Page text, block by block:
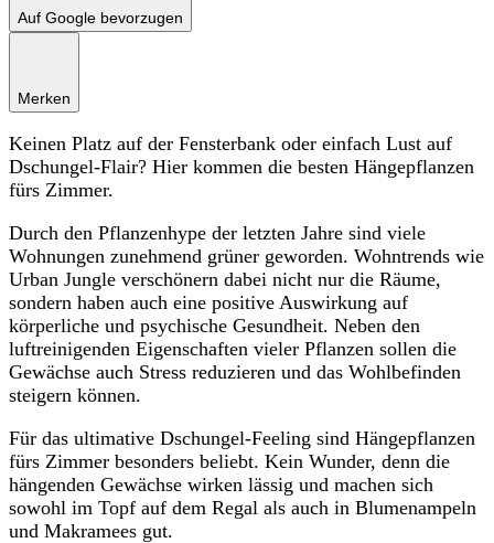
Auf Google bevorzugen
Merken
Keinen Platz auf der Fensterbank oder einfach Lust auf
Dschungel-Flair? Hier kommen die besten Hängepflanzen
fürs Zimmer.
Durch den Pflanzenhype der letzten Jahre sind viele
Wohnungen zunehmend grüner geworden. Wohntrends wie
Urban Jungle verschönern dabei nicht nur die Räume,
sondern haben auch eine positive Auswirkung auf
körperliche und psychische Gesundheit. Neben den
luftreinigenden Eigenschaften vieler Pflanzen sollen die
Gewächse auch Stress reduzieren und das Wohlbefinden
steigern können.
Für das ultimative Dschungel-Feeling sind Hängepflanzen
fürs Zimmer besonders beliebt. Kein Wunder, denn die
hängenden Gewächse wirken lässig und machen sich
sowohl im Topf auf dem Regal als auch in Blumenampeln
und Makramees gut.